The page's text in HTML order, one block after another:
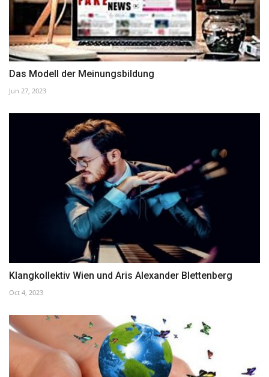
Das Modell der Meinungsbildung
Jun 27, 2023
Klangkollektiv Wien und Aris Alexander Blettenberg
Oct 4, 2023